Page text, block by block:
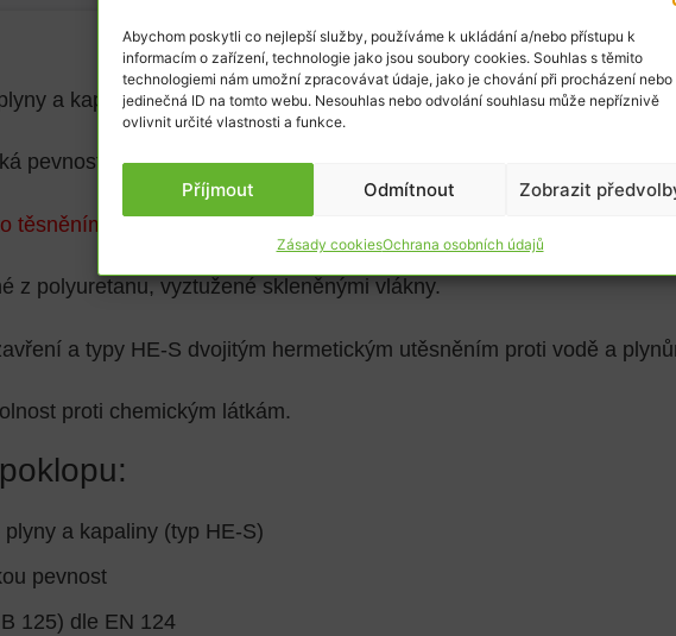
Abychom poskytli co nejlepší služby, používáme k ukládání a/nebo přístupu k
informacím o zařízení, technologie jako jsou soubory cookies. Souhlas s těmito
technologiemi nám umožní zpracovávat údaje, jako je chování při procházení nebo
jedinečná ID na tomto webu. Nesouhlas nebo odvolání souhlasu může nepříznivě
ovlivnit určité vlastnosti a funkce.
Příjmout Odmítnout Zobrazit
Zásady cookiesOchrana osobních údajů
a kapaliny odolávající zátěži 12,5t dle EN 124.
pevnost.
těsněním je uzavřen pro plyny a kapaliny až do tlaku 10 k Pa.
z polyuretanu, vyztužené skleněnými vlákny.
a typy HE-S dvojitým hermetickým utěsněním proti vodě a
proti chemickým látkám.
a kapaliny (typ HE-S)
pevnost
125) dle EN 124